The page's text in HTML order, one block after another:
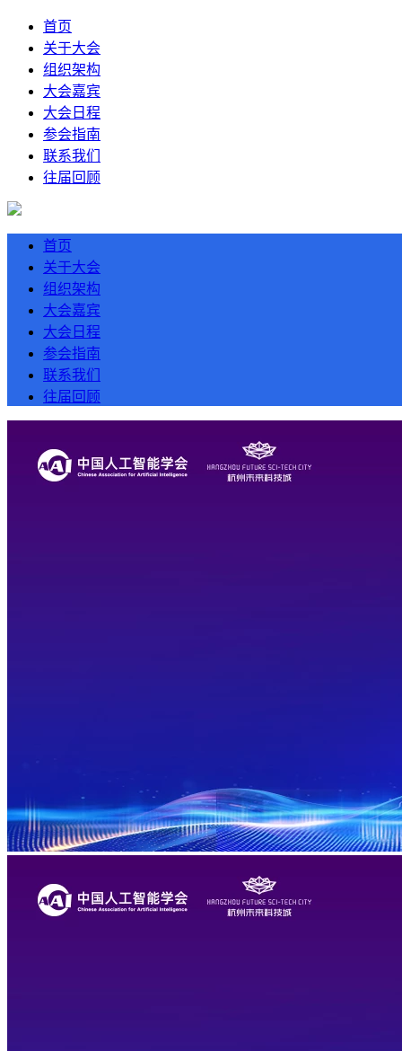
首页
关于大会
组织架构
大会嘉宾
大会日程
参会指南
联系我们
往届回顾
首页
关于大会
组织架构
大会嘉宾
大会日程
参会指南
联系我们
往届回顾